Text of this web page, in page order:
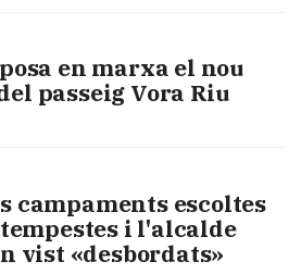
en marxa el nou
passeig Vora Riu
campaments escoltes
i l'alcalde
vist «desbordats»